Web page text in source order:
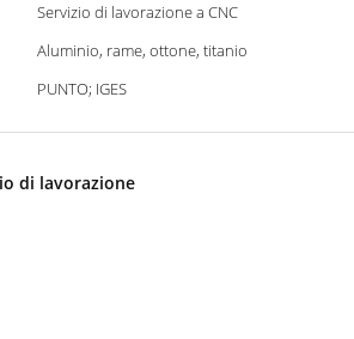
Servizio di lavorazione a CNC
Aluminio, rame, ottone, titanio
PUNTO; IGES
di lavorazione